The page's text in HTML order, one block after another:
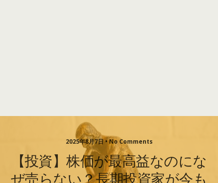
2025年8月7日 • No Comments
【投資】株価が最高益なのにな
ぜ売らない？長期投資家が今も